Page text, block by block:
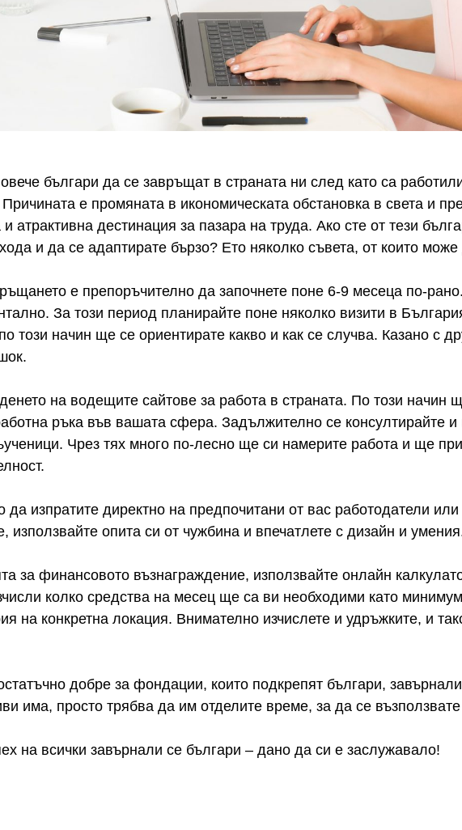
българи да се завръщат в страната ни след като са
е промяната в икономическата обстановка в света и
атрактивна дестинация за пазара на труда. Ако сте от тези
и да се адаптирате бързо? Ето няколко съвета, от които може
е препоръчително да започнете поне 6-9 месеца по-
За този период планирайте поне няколко визити в
този начин ще се ориентирате какво и как се случва. Казано с
на водещите сайтове за работа в страната. По този начин
ръка във вашата сфера. Задължително се консултирайте и
Чрез тях много по-лесно ще си намерите работа и ще
да изпратите директно на предпочитани от вас работодатели
използвайте опита си от чужбина и впечатлете с дизайн и
за финансовото възнаграждение, използвайте онлайн
колко средства на месец ще са ви необходими като
на конкретна локация. Внимателно изчислете и удръжките, и
добре за фондации, които подкрепят българи,
има, просто трябва да им отделите време, за да се
на всички завърнали се българи – дано да си е заслужавало!